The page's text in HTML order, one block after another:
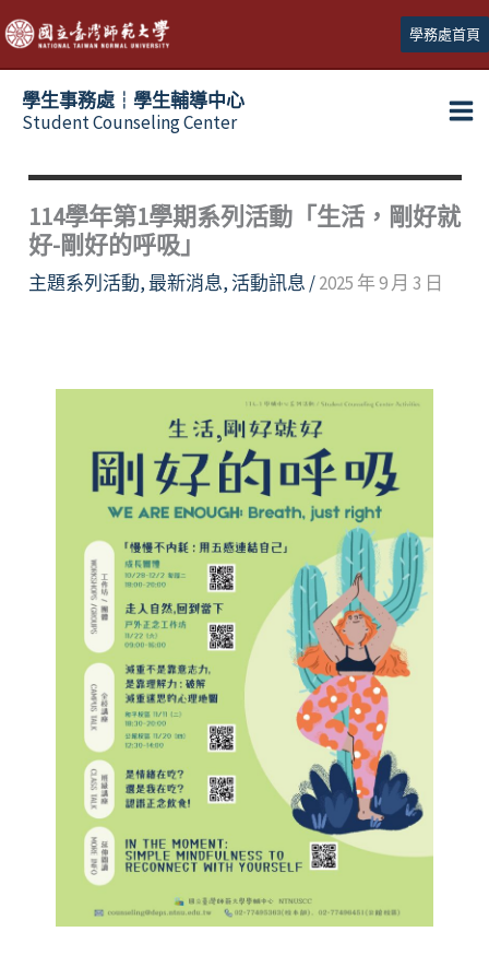
跳
至
主
學務處首頁
學生事務處┆學生輔導中心
Student Counseling Center
114學年第1學期系列活動「生活，剛好就
好-剛好的呼吸」
主題系列活動, 最新消息, 活動訊息 /2025 年 9 月 3 日